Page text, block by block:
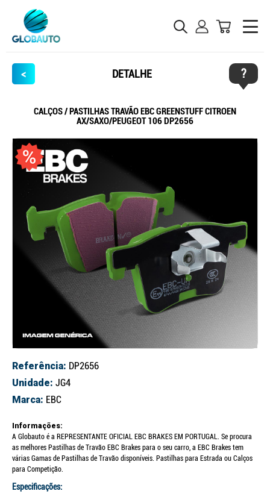
< DETALHE ?
CALÇOS / PASTILHAS TRAVÃO EBC GREENSTUFF CITROEN
AX/SAXO/PEUGEOT 106 DP2656
Referência: DP2656
Unidade: JG4
Marca: EBC
Informações:
A Globauto é a REPRESENTANTE OFICIAL EBC BRAKES EM PORTUGAL. Se procura
as melhores Pastilhas de Travão EBC Brakes para o seu carro, a EBC Brakes tem
várias Gamas de Pastilhas de Travão disponíveis. Pastilhas para Estrada ou Calços
para Competição.
Especificações: